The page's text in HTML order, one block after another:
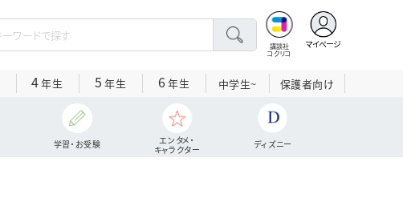
講談社
コクリコ
マイページ
4年生 5 年生 6 年生 中学生~ 保護者向け
学習・お受験
エンタメ・
キャラクター
ディズニー